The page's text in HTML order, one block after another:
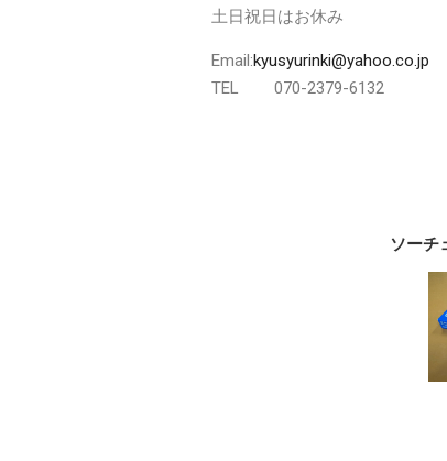
土日祝日はお休み
Email:kyusyurinki@yahoo.co.jp
TEL 070-2379-6132
ソーチ